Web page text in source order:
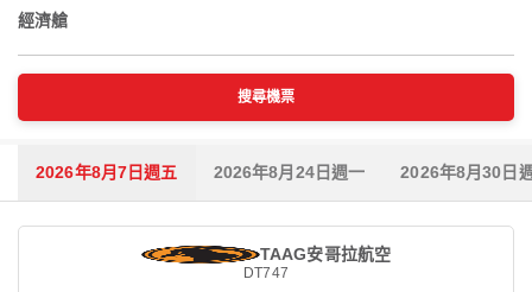
經濟艙
搜尋機票
2026年8月7日週五 2026年8月24日週一 2026年8月30日
TAAG安哥拉航空
DT747